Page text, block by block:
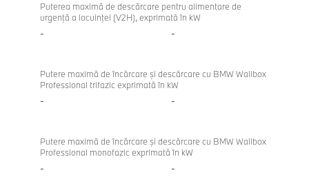
Puterea maximă de descărcare pentru alimentare de
urgenţă a locuinţei (V2H), exprimată în kW
- -
Putere maximă de încărcare şi descărcare cu BMW Wallbox
Professional trifazic exprimată în kW
- -
Putere maximă de încărcare şi descărcare cu BMW Wallbox
Professional monofazic exprimată în kW
- -